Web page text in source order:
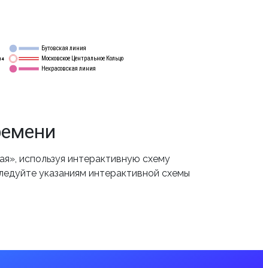
Бутовская линия
Московское Центральное Кольцо
Некрасовская линия
используя интерактивную схему
указаниям интерактивной схемы